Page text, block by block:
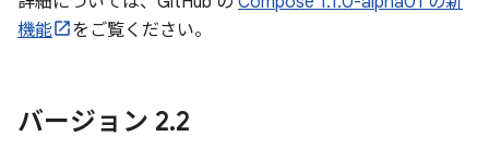
機能
をご覧ください。
バージョン 2.2